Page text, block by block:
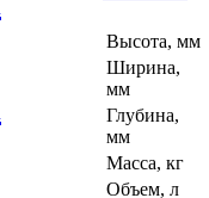
Высота, мм
Ширина,
мм
Глубина,
мм
Масса, кг
Объем, л